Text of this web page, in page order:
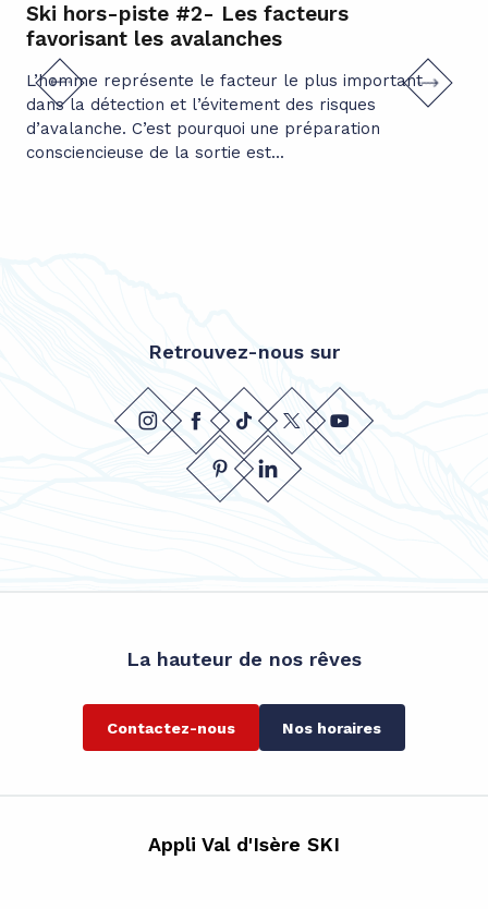
Ski hors-piste #2- Les facteurs
favorisant les avalanches
L’homme représente le facteur le plus important
dans la détection et l’évitement des risques
d’avalanche. C’est pourquoi une préparation
consciencieuse de la sortie est...
Retrouvez-nous sur
La hauteur de nos rêves
Contactez-nous Nos horaires
Appli Val d'Isère SKI